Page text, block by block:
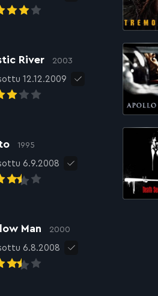
River 2003
12.12.2009
1995
6.9.2008
Man 2000
6.8.2008